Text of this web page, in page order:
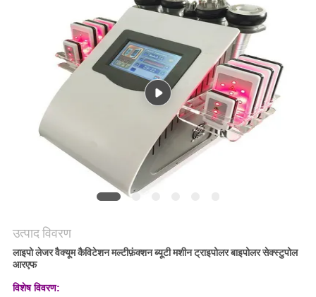
उत्पाद विवरण
लाइपो लेजर वैक्यूम कैविटेशन मल्टीफ़ंक्शन ब्यूटी मशीन ट्राइपोलर बाइपोलर सेक्स्टुपोल
आरएफ
विशेष विवरण: